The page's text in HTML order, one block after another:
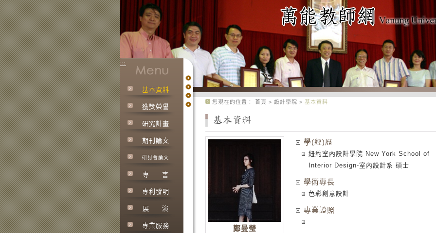
:::
基本資料
獲獎榮譽
研究計畫
期刊論文
研討會論文
專 書
專利發明
展 演
專業服務
您現在的位置： 首頁 > 設計學院 > 基本資料
鄭曼瑩
學(經)歷
紐約室內設計學院 New York School of
Interior Design-室內設計系 碩士
學術專長
色彩創意設計
專業證照